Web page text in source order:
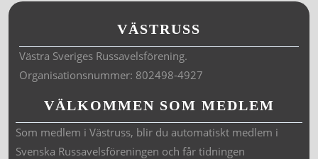
VÄSTRUSS
Västra Sveriges Russavelsförening.
Organisationsnummer: 802498-4927
VÄLKOMMEN SOM MEDLEM
Som medlem i Västruss, blir du automatiskt medlem i
Svenska Russavelsföreningen och får tidningen